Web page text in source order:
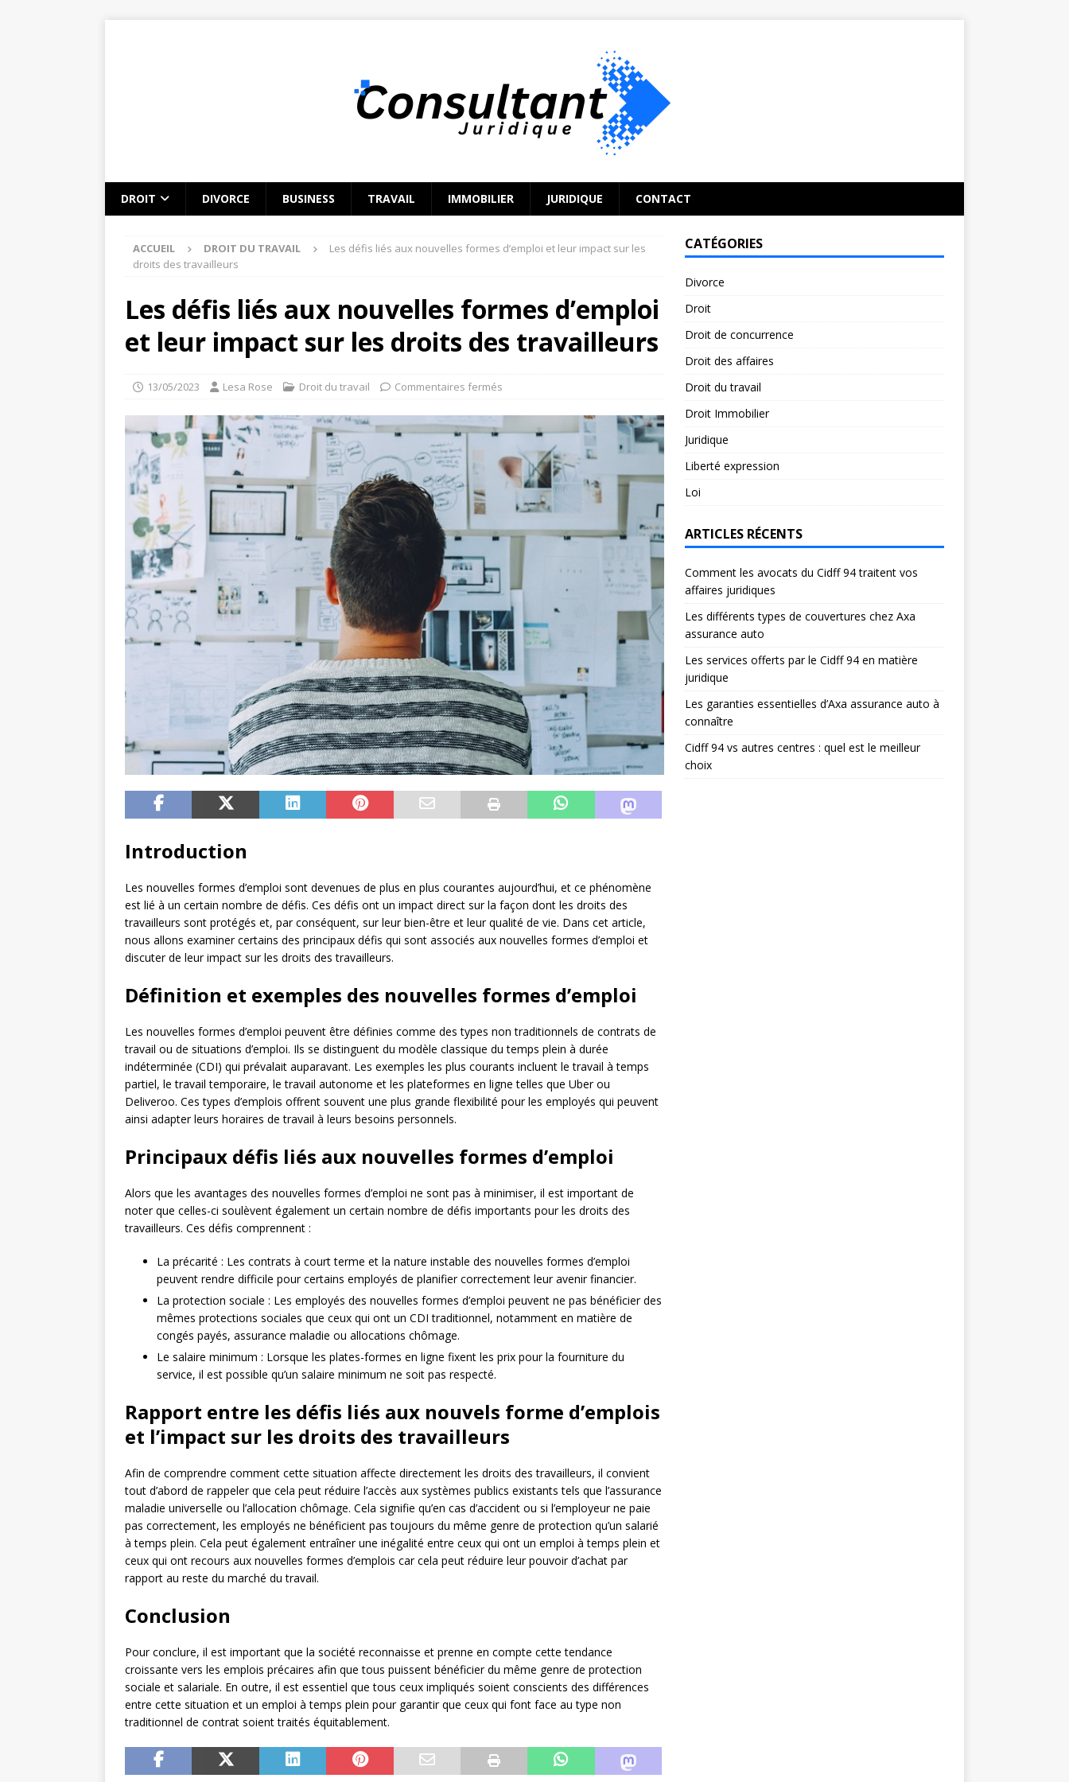
DROIT DIVORCE BUSINESS TRAVAIL IMMOBILIER JURIDIQUE CONTACT
ACCUEIL DROIT DU TRAVAIL
Les défis liés aux nouvelles formes d’emploi et leur impact sur les
droits des travailleurs
Les défis liés aux nouvelles formes d’emploi
et leur impact sur les droits des travailleurs
13/05/2023 Lesa Rose Droit du travail Commentaires fermés
Introduction
Les nouvelles formes d’emploi sont devenues de plus en plus courantes aujourd’hui, et ce phénomène
est lié à un certain nombre de défis. Ces défis ont un impact direct sur la façon dont les droits des
travailleurs sont protégés et, par conséquent, sur leur bien-être et leur qualité de vie. Dans cet article,
nous allons examiner certains des principaux défis qui sont associés aux nouvelles formes d’emploi et
discuter de leur impact sur les droits des travailleurs.
Définition et exemples des nouvelles formes d’emploi
Les nouvelles formes d’emploi peuvent être définies comme des types non traditionnels de contrats de
travail ou de situations d’emploi. Ils se distinguent du modèle classique du temps plein à durée
indéterminée (CDI) qui prévalait auparavant. Les exemples les plus courants incluent le travail à temps
partiel, le travail temporaire, le travail autonome et les plateformes en ligne telles que Uber ou
Deliveroo. Ces types d’emplois offrent souvent une plus grande flexibilité pour les employés qui peuvent
ainsi adapter leurs horaires de travail à leurs besoins personnels.
Principaux défis liés aux nouvelles formes d’emploi
Alors que les avantages des nouvelles formes d’emploi ne sont pas à minimiser, il est important de
noter que celles-ci soulèvent également un certain nombre de défis importants pour les droits des
travailleurs. Ces défis comprennent :
La précarité : Les contrats à court terme et la nature instable des nouvelles formes d’emploi
peuvent rendre difficile pour certains employés de planifier correctement leur avenir financier.
La protection sociale : Les employés des nouvelles formes d’emploi peuvent ne pas bénéficier des
mêmes protections sociales que ceux qui ont un CDI traditionnel, notamment en matière de
congés payés, assurance maladie ou allocations chômage.
Le salaire minimum : Lorsque les plates-formes en ligne fixent les prix pour la fourniture du
service, il est possible qu’un salaire minimum ne soit pas respecté.
Rapport entre les défis liés aux nouvels forme d’emplois
et l’impact sur les droits des travailleurs
Afin de comprendre comment cette situation affecte directement les droits des travailleurs, il convient
tout d’abord de rappeler que cela peut réduire l’accès aux systèmes publics existants tels que l’assurance
maladie universelle ou l’allocation chômage. Cela signifie qu’en cas d’accident ou si l’employeur ne paie
pas correctement, les employés ne bénéficient pas toujours du même genre de protection qu’un salarié
à temps plein. Cela peut également entraîner une inégalité entre ceux qui ont un emploi à temps plein et
ceux qui ont recours aux nouvelles formes d’emplois car cela peut réduire leur pouvoir d’achat par
rapport au reste du marché du travail.
Conclusion
Pour conclure, il est important que la société reconnaisse et prenne en compte cette tendance
croissante vers les emplois précaires afin que tous puissent bénéficier du même genre de protection
sociale et salariale. En outre, il est essentiel que tous ceux impliqués soient conscients des différences
entre cette situation et un emploi à temps plein pour garantir que ceux qui font face au type non
traditionnel de contrat soient traités équitablement.
CATÉGORIES
Divorce
Droit
Droit de concurrence
Droit des affaires
Droit du travail
Droit Immobilier
Juridique
Liberté expression
Loi
ARTICLES RÉCENTS
Comment les avocats du Cidff 94 traitent vos
affaires juridiques
Les différents types de couvertures chez Axa
assurance auto
Les services offerts par le Cidff 94 en matière
juridique
Les garanties essentielles d’Axa assurance auto à
connaître
Cidff 94 vs autres centres : quel est le meilleur
choix